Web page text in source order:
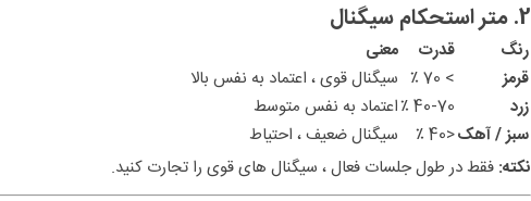
2. متر استحکام سیگنال
رنگ قدرت
معنی
قرمز
> 70 ٪
سیگنال قوی ، اعتماد به نفس بالا
زرد
40-70 ٪ اعتماد به نفس متوسط
سبز / آهک<40 ٪
سیگنال ضعیف ، احتیاط
نکته: فقط در طول جلسات فعال ، سیگنال های قوی را تجارت کنید.